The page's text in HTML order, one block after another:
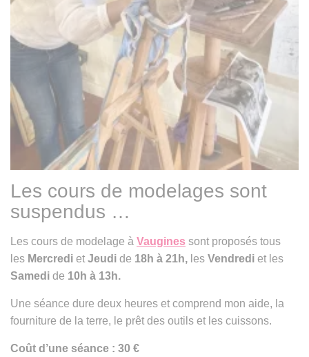
Les cours de modelages sont
suspendus …
Les cours de modelage à Vaugines sont proposés tous
les Mercredi et Jeudi de 18h à 21h, les Vendredi et les
Samedi de 10h à 13h.
Une séance dure deux heures et comprend mon aide, la
fourniture de la terre, le prêt des outils et les cuissons.
Coût d’une séance : 30 €